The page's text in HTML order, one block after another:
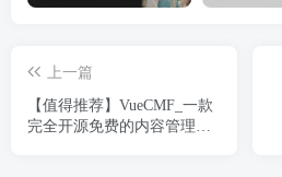
上一篇
【值得推荐】VueCMF_一款
完全开源免费的内容管理快